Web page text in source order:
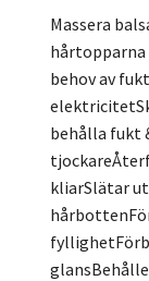
Massera
hårtopparna
behov av
behålla fukt
kliarSlätar